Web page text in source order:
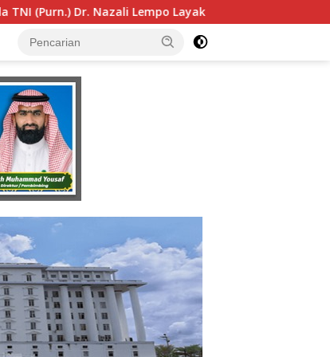
Dipertimbangkan sebagai Jaksa Agung: Tegas,